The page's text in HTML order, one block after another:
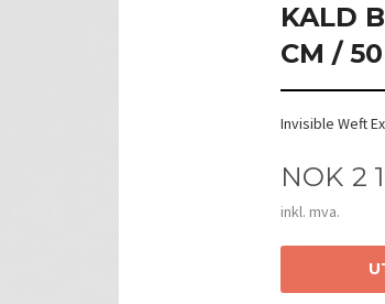
KALD
CM /
Invisible Weft
Pris
NOK 2
inkl. mva.